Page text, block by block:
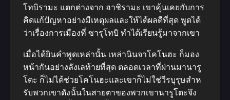
โทบิรามะ แตกต่างจาก ฮาชิรามะ เขาคุ้นเคยกับการ
คิดแก้ปัญหาอย่างมีเหตุผลและให้ได้ผลดีที่สุด พูดได้
ว่าเรื่องการเมืองที่ ซารุโทบิ ทําได้เรียนรู้มาจากเขา
เมื่อได้ยินคําพูดเหล่านั้น เหล่านินจาโคโนฮะ ก็มอง
หน้ากันอย่างลังเลท้ายที่สุด ตลอดเวลาที่ผ่านมานารู
โตะ ก็ไม่ได้ช่วยโคโนฮะและเขาก็ไม่ใช่วีรบุรุษสําห
รับพวกเขาดังนั้นในสายตาของพวกเขานารูโตะจึง